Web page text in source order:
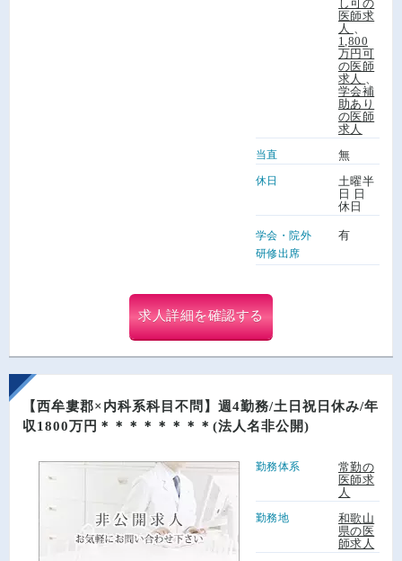
し可の
医師求
人
1,800
万円可
の医師
求人
学会補
助あり
の医師
求人
当直 無
休日
土曜半
日 日
休日
学会・院外
研修出席
有
求人詳細を確認する
【西牟婁郡×内科系科目不問】週4勤務/土日祝日休み/年
収1800万円＊＊＊＊＊＊＊＊(法人名非公開)
勤務体系
常勤の
医師求
人
勤務地
和歌山
県の医
師求人